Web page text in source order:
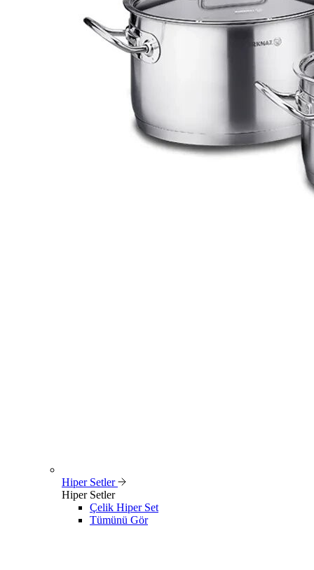
Hiper Setler
Hiper Setler
Çelik Hiper Set
Tümünü Gör